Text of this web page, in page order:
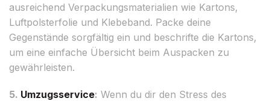
ausreichend Verpackungsmaterialien wie Kartons,
Luftpolsterfolie und Klebeband. Packe deine
Gegenstände sorgfältig ein und beschrifte die Kartons,
um eine einfache Übersicht beim Auspacken zu
gewährleisten.
5. Umzugsservice: Wenn du dir den Stress des